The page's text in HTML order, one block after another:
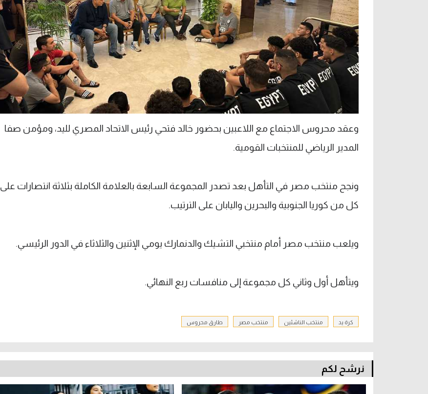
وعقد محروس الاجتماع مع اللاعبين بحضور خالد فتحي رئيس الاتحاد المصري لليد، ومؤمن صفا
المدير الرياضي للمنتخبات القومية.
ونجح منتخب مصر في التأهل بعد تصدر المجموعة السابعة بالعلامة الكاملة بثلاثة انتصارات على
كل من كوريا الجنوبية والبحرين واليابان على الترتيب.
ويلعب منتخب مصر أمام منتخبي التشيك والدنمارك يومي الإثنين والثلاثاء في الدور الرئيسي.
ويتأهل أول وثاني كل مجموعة إلى منافسات ربع النهائي.
كرة يد منتخب الناشئين منتخب مصر طارق محروس
نرشح لكم